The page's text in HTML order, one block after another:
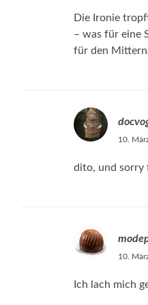
Die Ironie
– was für eine
für den
10.
dito, und sorry
10.
Ich lach mich